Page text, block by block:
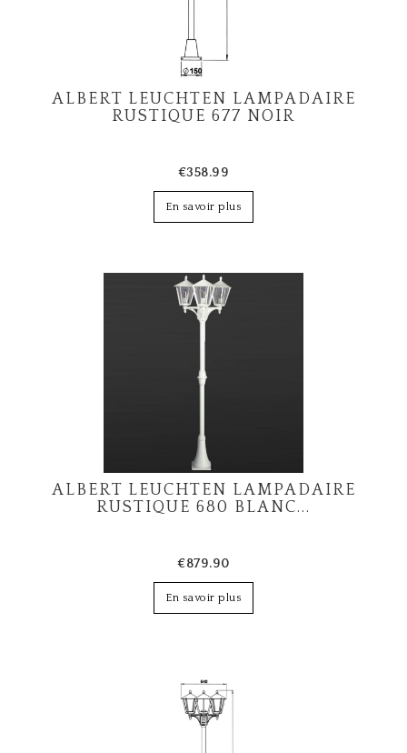
ALBERT LEUCHTEN LAMPADAIRE
RUSTIQUE 677 NOIR
€358.99
En savoir plus
ALBERT LEUCHTEN LAMPADAIRE
RUSTIQUE 680 BLANC...
€879.90
En savoir plus